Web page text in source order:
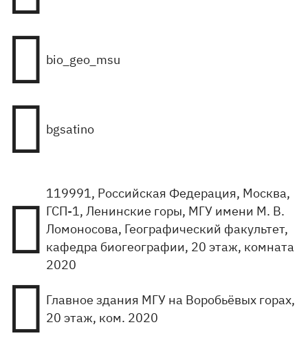
 bio_geo_msu
 bgsatino

119991, Российская Федерация, Москва,
ГСП-1, Ленинские горы, МГУ имени М. В.
Ломоносова, Географический факультет,
кафедра биогеографии, 20 этаж, комната
2020
 Главное здания МГУ на Воробьёвых горах,
20 этаж, ком. 2020